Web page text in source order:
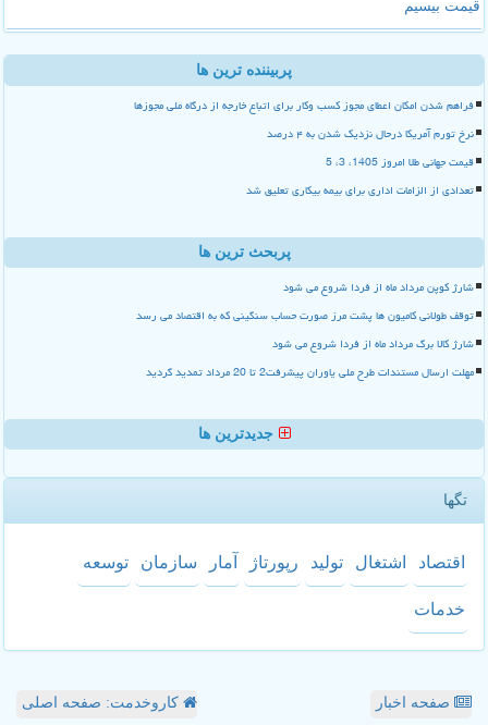
قیمت بیسیم
پربیننده ترین ها
فراهم شدن امکان اعطای مجوز کسب وکار برای اتباع خارجه از درگاه ملی مجوزها
نرخ تورم آمریکا درحال نزدیک شدن به ۴ درصد
قیمت جهانی طلا امروز 1405، 3، 5
تعدادی از الزامات اداری برای بیمه بیکاری تعلیق شد
پربحث ترین ها
شارژ کوپن مرداد ماه از فردا شروع می شود
توقف طولانی کامیون ها پشت مرز صورت حساب سنگینی که به اقتصاد می رسد
شارژ کالا برگ مرداد ماه از فردا شروع می شود
مهلت ارسال مستندات طرح ملی یاوران پیشرفت2 تا 20 مرداد تمدید گردید
جدیدترین ها
تگها
اقتصاد اشتغال تولید رپورتاژ آمار سازمان توسعه
خدمات
صفحه اخبار کاروخدمت: صفحه اصلی